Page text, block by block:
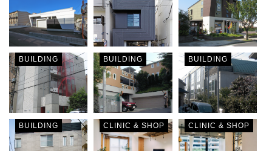
BUILDING BUILDING BUILDING
BUILDING CLINIC & SHOP CLINIC & SHOP